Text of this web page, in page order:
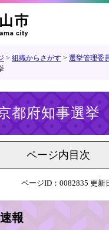
> 組織からさがす > 選挙管理委
都府知事選挙
ページ内目次
ページID：0082835 更新
報